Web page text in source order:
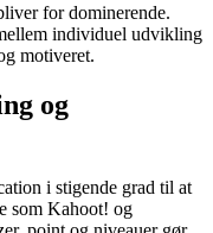
for dominerende.
individuel udvikling
motiveret.
og
i stigende grad til at
som Kahoot! og